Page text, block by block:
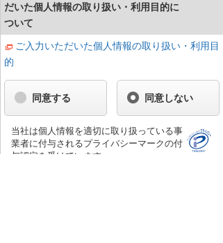
だいた個人情報の取り扱い・利用目的に
ついて
ご入力いただいた個人情報の取り扱い・利用目
的
同意する 同意しない
当社は個人情報を適切に取り扱っている事
業者に付与されるプライバシーマークの付
与認定を受けています。